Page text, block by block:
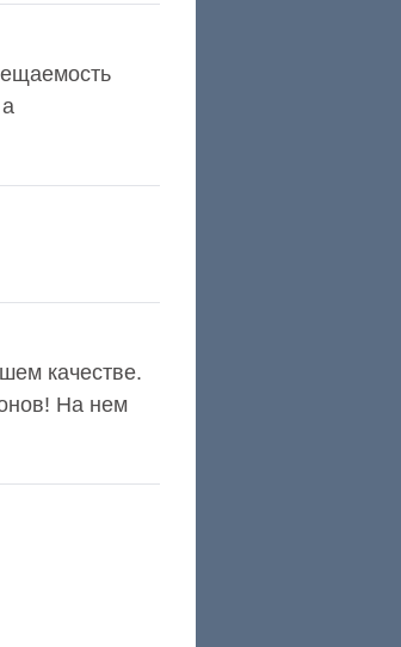
качестве.
На нем